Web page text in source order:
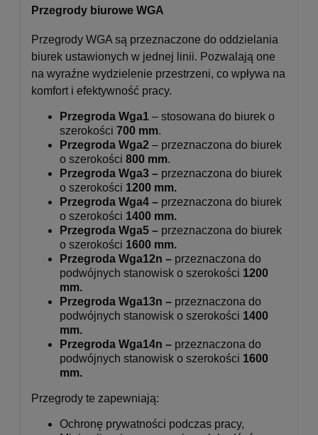
Przegrody biurowe WGA
Przegrody WGA są przeznaczone do oddzielania
biurek ustawionych w jednej linii. Pozwalają one
na wyraźne wydzielenie przestrzeni, co wpływa na
komfort i efektywność pracy.
Przegroda Wga1 – stosowana do biurek o
szerokości 700 mm.
Przegroda Wga2 – przeznaczona do biurek
o szerokości 800 mm.
Przegroda Wga3 – przeznaczona do biurek
o szerokości 1200 mm.
Przegroda Wga4 – przeznaczona do biurek
o szerokości 1400 mm.
Przegroda Wga5 – przeznaczona do biurek
o szerokości 1600 mm.
Przegroda Wga12n – przeznaczona do
podwójnych stanowisk o szerokości 1200
mm.
Przegroda Wga13n – przeznaczona do
podwójnych stanowisk o szerokości 1400
mm.
Przegroda Wga14n – przeznaczona do
podwójnych stanowisk o szerokości 1600
mm.
Przegrody te zapewniają:
Ochronę prywatności podczas pracy,